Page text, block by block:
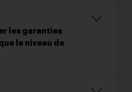
les garanties
le niveau de